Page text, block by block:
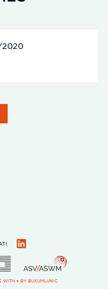
2020
WITH ♥ BY BUXUMLUNIC